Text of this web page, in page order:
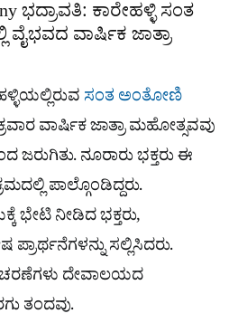
ಭದ್ರಾವತಿ: ಕಾರೇಹಳ್ಳಿ ಸಂತ
ವೈಭವದ ವಾರ್ಷಿಕ ಜಾತ್ರಾ
ಸಂತ ಅಂತೋಣಿ
ವಾರ್ಷಿಕ ಜಾತ್ರಾ ಮಹೋತ್ಸವವು
ನೂರಾರು ಭಕ್ತರು ಈ
ಪಾಲ್ಗೊಂಡಿದ್ದರು.
ಭೇಟಿ ನೀಡಿದ ಭಕ್ತರು,
ಸಲ್ಲಿಸಿದರು.
ದೇವಾಲಯದ
ತಂದವು.